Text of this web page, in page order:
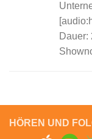
Dauer:
HÖREN UND